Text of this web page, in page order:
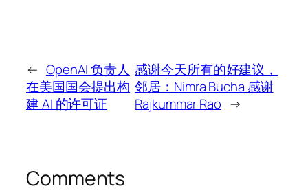
← OpenAI 负责人
在美国国会提出构
建 AI 的许可证
感谢今天所有的好建议，
邻居：Nimra Bucha 感谢
Rajkummar Rao →
Comments